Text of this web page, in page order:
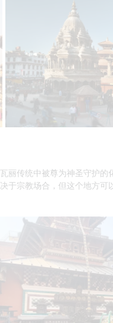
丽传统中被尊为神圣守护的
于宗教场合，但这个地方可